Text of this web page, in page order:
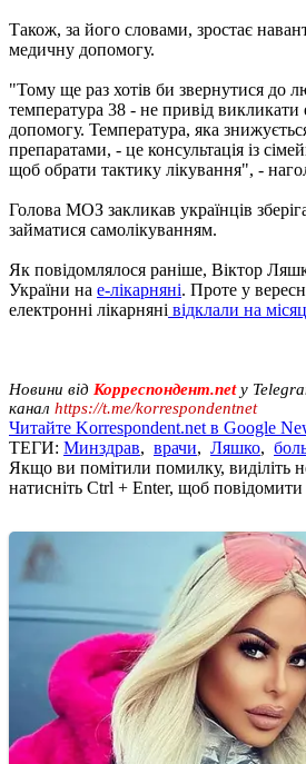
Також, за його словами, зростає
медичну допомогу.
"Тому ще раз хотів би звернутися до
температура 38 - не привід
допомогу. Температура, яка
препаратами, - це консультація із
щоб обрати тактику лікування", -
Голова МОЗ закликав українців
займатися самолікуванням.
Як повідомлялося раніше, Віктор
України на е-лікарняні. Проте у
електронні лікарняні відклали на
Новини від Корреспондент.netу
канал https://t.me/korrespondentnet
Читайте Korrespondent.net в Google
ТЕГИ: Минздрав, врачи, Ляшко,
Якщо ви помітили помилку, виділіть
натисніть Ctrl + Enter, щоб